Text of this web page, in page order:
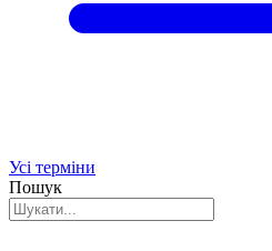
Усі терміни
Пошук